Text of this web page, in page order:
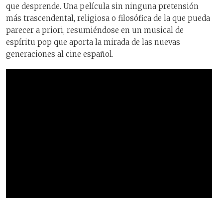
que desprende. Una película sin ninguna pretensión
más trascendental, religiosa o filosófica de la que pueda
parecer a priori, resumiéndose en un musical de
espíritu pop que aporta la mirada de las nuevas
generaciones al cine español.